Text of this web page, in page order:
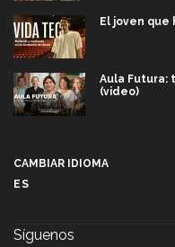
El joven que
Aula Futura:
(video)
CAMBIAR IDIOMA
ES
Síguenos